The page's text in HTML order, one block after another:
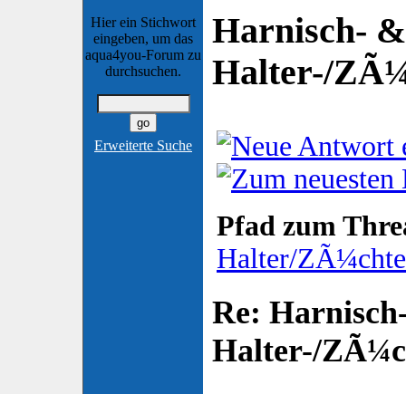
Hier ein Stichwort
eingeben, um das
aqua4you-Forum zu
durchsuchen.
Erweiterte Suche
Harnisch- &
Halter-/
Pfad zum
Halter/
Re:
Halter-/